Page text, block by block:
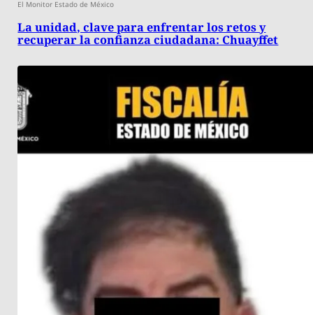
El Monitor Estado de México
La unidad, clave para enfrentar los retos y
recuperar la confianza ciudadana: Chuayffet